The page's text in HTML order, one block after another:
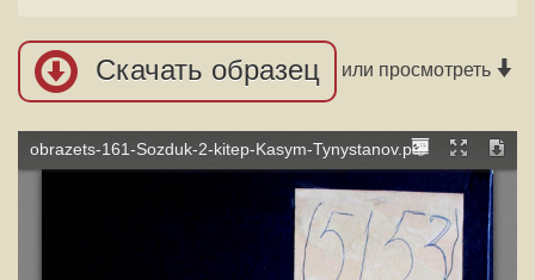
Скачать образец или просмотреть